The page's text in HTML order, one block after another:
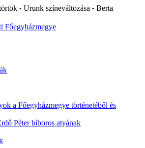
• Urunk színeváltozása • Berta
a Főegyházmegye történetéből és
Péter bíboros atyának